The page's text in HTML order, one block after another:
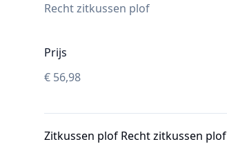
Recht zitkussen plof
Prijs
€ 56,98
Zitkussen plof Recht zitkussen plof